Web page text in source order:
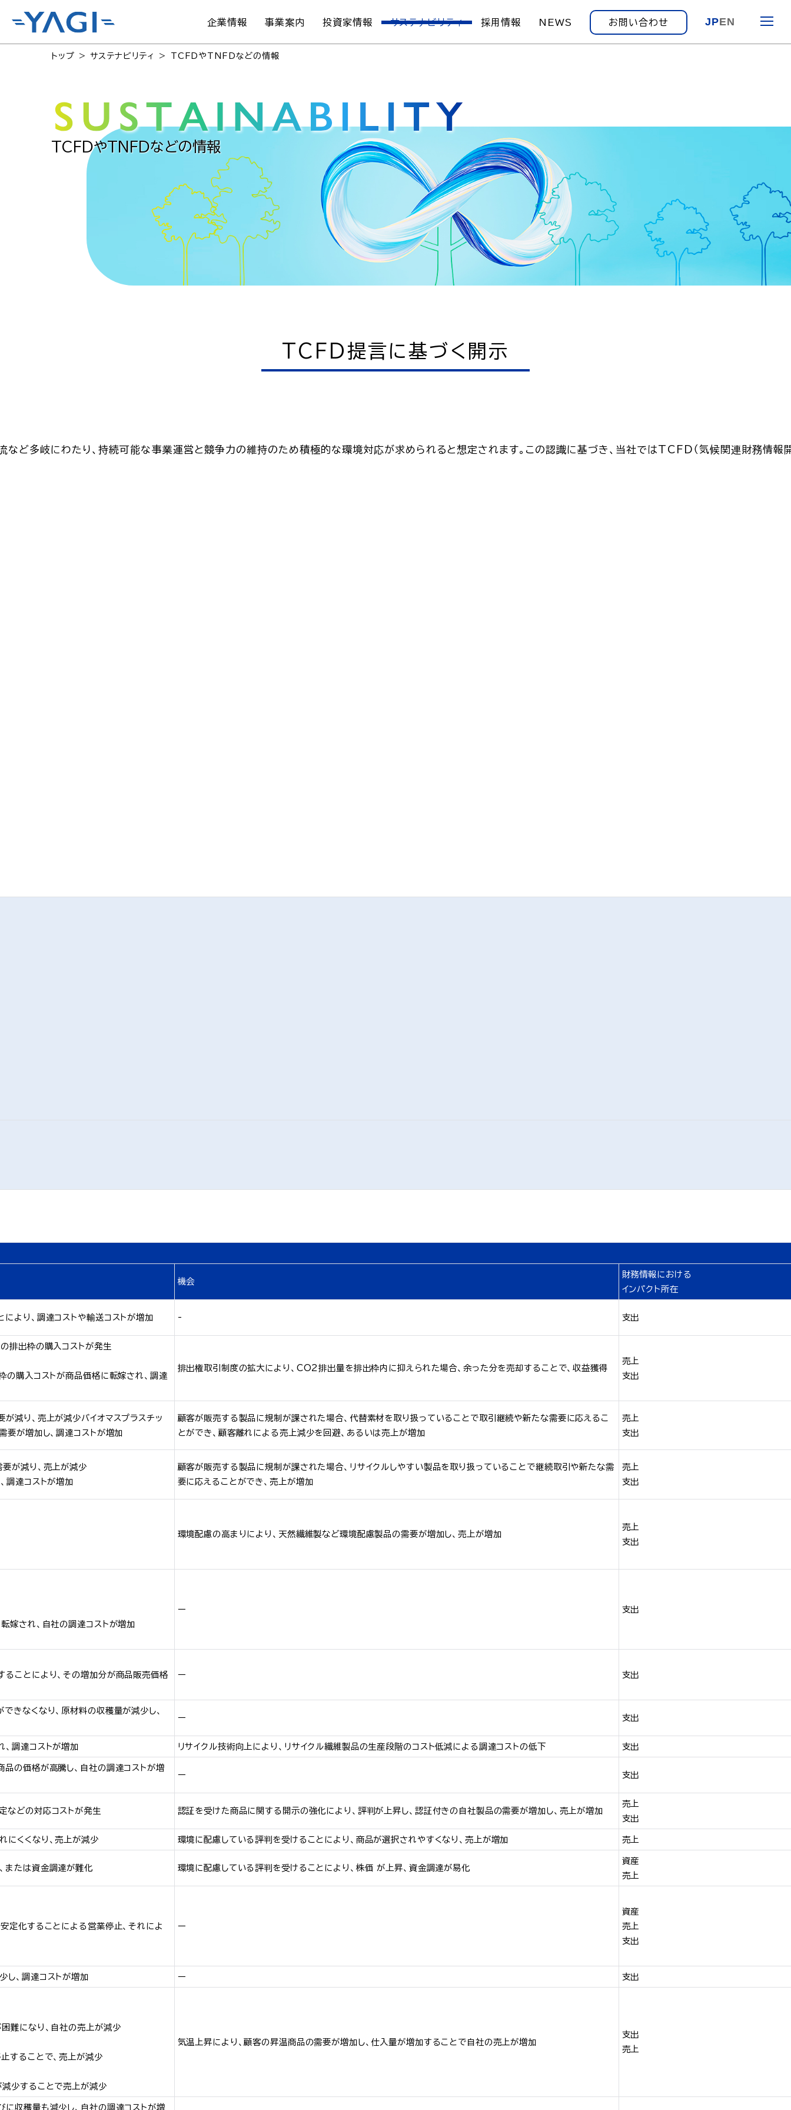
企業情報 事業案内 投資家情報 サステナビリティ 採用情報 NEWS お問い合わせ JPEN
トップ サステナビリティ TCFDやTNFDなどの情報
TCFDやTNFDなどの情報
TCFD提言に基づく開示
多岐にわたり、持続可能な事業運営と競争力の維持のため積極的な環境対応が求められると想定されます。この認識に基づき、当社ではTCFD（気候関連財務情報
機会
財務情報における
インパクト所在
より、調達コストや輸送コストが増加 - 支出
排出枠の購入コストが発生
の購入コストが商品価格に転嫁され、調達
排出権取引制度の拡大により、CO2排出量を排出枠内に抑えられた場合、余った分を売却することで、収益獲得
売上
支出
減り、売上が減少バイオマスプラスチッ
要が増加し、調達コストが増加
顧客が販売する製品に規制が課された場合、代替素材を取り扱っていることで取引継続や新たな需要に応えるこ
とができ、顧客離れによる売上減少を回避、あるいは売上が増加
売上
支出
が減り、売上が減少
調達コストが増加
顧客が販売する製品に規制が課された場合、リサイクルしやすい製品を取り扱っていることで継続取引や新たな需
要に応えることができ、売上が増加
売上
支出
環境配慮の高まりにより、天然繊維製など環境配慮製品の需要が増加し、売上が増加
売上
支出
嫁され、自社の調達コストが増加
ー 支出
ることにより、その増加分が商品販売価格 ー 支出
きなくなり、原材料の収穫量が減少し、
ー
支出
調達コストが増加 リサイクル技術向上により、リサイクル繊維製品の生産段階のコスト低減による調達コストの低下 支出
の価格が高騰し、自社の調達コストが増
ー
支出
などの対応コストが発生 認証を受けた商品に関する開示の強化により、評判が上昇し、認証付きの自社製品の需要が増加し、売上が増加
売上
支出
にくくなり、売上が減少 環境に配慮している評判を受けることにより、商品が選択されやすくなり、売上が増加 売上
または資金調達が難化 環境に配慮している評判を受けることにより、株価 が上昇、資金調達が易化
資産
売上
定化することによる営業停止、それによ ー
資産
売上
支出
し、調達コストが増加 ー 支出
難になり、自社の売上が減少
することで、売上が減少
減少することで売上が減少
気温上昇により、顧客の昇温商品の需要が増加し、仕入量が増加することで自社の売上が増加
支出
売上
収穫量も減少し、自社の調達コストが増